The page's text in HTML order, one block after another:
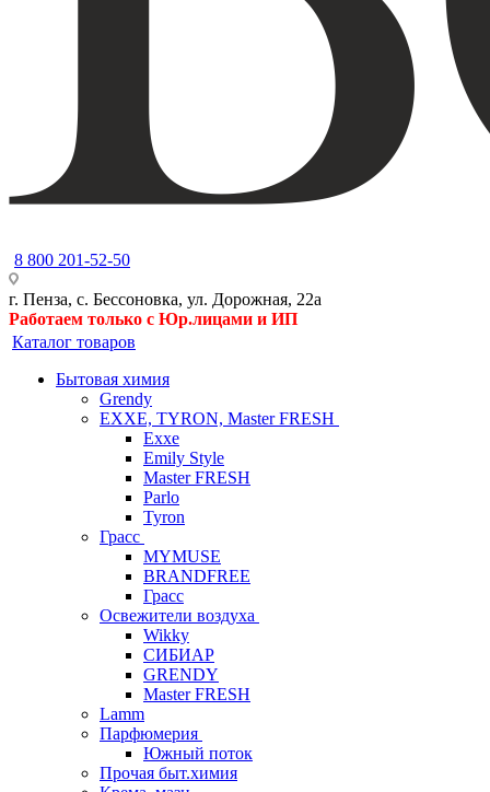
8 800 201-52-50
г. Пенза, с. Бессоновка, ул. Дорожная, 22а
Работаем только с Юр.лицами и ИП
Каталог товаров
Бытовая химия
Grendy
EXXE, TYRON, Master FRESH
Exxe
Emily Style
Master FRESH
Parlo
Tyron
Грасс
MYMUSE
BRANDFREE
Грасс
Освежители воздуха
Wikky
СИБИАР
GRENDY
Master FRESH
Lamm
Парфюмерия
Южный поток
Прочая быт.химия